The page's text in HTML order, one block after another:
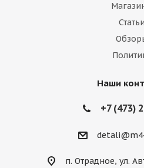
Статьи
Наши
+7 (473)
п. Отрадное, ул.